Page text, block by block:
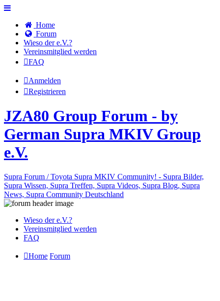
Home
Forum
Wieso der e.V.?
Vereinsmitglied werden
FAQ
Anmelden
Registrieren
JZA80 Group Forum - by
German Supra MKIV Group
e.V.
Supra Forum / Toyota Supra MKIV Community! - Supra Bilder,
Supra Wissen, Supra Treffen, Supra Videos, Supra Blog, Supra
News, Supra Community Deutschland
Wieso der e.V.?
Vereinsmitglied werden
FAQ
Home Forum